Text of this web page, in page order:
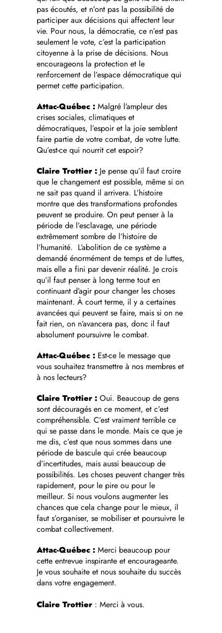
pas écoutés, et n’ont pas la possibilité de
participer aux décisions qui affectent leur
vie. Pour nous, la démocratie, ce n’est pas
seulement le vote, c’est la participation
citoyenne à la prise de décisions. Nous
encourageons la protection et le
renforcement de l’espace démocratique qui
permet cette participation.
Attac-Québec : Malgré l’ampleur des
crises sociales, climatiques et
démocratiques, l’espoir et la joie semblent
faire partie de votre combat, de votre lutte.
Qu’est-ce qui nourrit cet espoir?
Claire Trottier : Je pense qu’il faut croire
que le changement est possible, même si on
ne sait pas quand il arrivera. L’histoire
montre que des transformations profondes
peuvent se produire. On peut penser à la
période de l’esclavage, une période
extrêmement sombre de l’histoire de
l’humanité. L’abolition de ce système a
demandé énormément de temps et de luttes,
mais elle a fini par devenir réalité. Je crois
qu’il faut penser à long terme tout en
continuant d’agir pour changer les choses
maintenant. À court terme, il y a certaines
avancées qui peuvent se faire, mais si on ne
fait rien, on n’avancera pas, donc il faut
absolument poursuivre le combat.
Attac-Québec : Est-ce le message que
vous souhaitez transmettre à nos membres et
à nos lecteurs?
Claire Trottier : Oui. Beaucoup de gens
sont découragés en ce moment, et c’est
compréhensible. C’est vraiment terrible ce
qui se passe dans le monde. Mais ce que je
me dis, c’est que nous sommes dans une
période de bascule qui crée beaucoup
d’incertitudes, mais aussi beaucoup de
possibilités. Les choses peuvent changer très
rapidement, pour le pire ou pour le
meilleur. Si nous voulons augmenter les
chances que cela change pour le mieux, il
faut s’organiser, se mobiliser et poursuivre le
combat collectivement.
Attac-Québec : Merci beaucoup pour
cette entrevue inspirante et encourageante.
Je vous souhaite et nous souhaite du succès
dans votre engagement.
Claire Trottier : Merci à vous.